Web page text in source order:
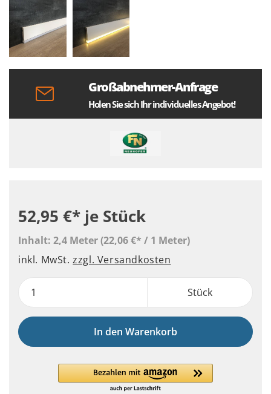
Großabnehmer-Anfrage
Holen Sie sich Ihr individuelles Angebot!
52,95 €* je Stück
Inhalt: 2,4 Meter(22,06 €* / 1 Meter)
inkl. MwSt.zzgl. Versandkosten
Stück
In den Warenkorb